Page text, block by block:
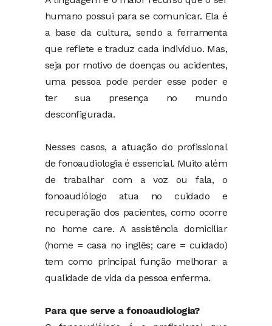
humano possui para se comunicar. Ela é
a base da cultura, sendo a ferramenta
que reflete e traduz cada indivíduo. Mas,
seja por motivo de doenças ou acidentes,
uma pessoa pode perder esse poder e
ter sua presença no mundo
desconfigurada.
Nesses casos, a atuação do profissional
de fonoaudiologia é essencial. Muito além
de trabalhar com a voz ou fala, o
fonoaudiólogo atua no cuidado e
recuperação dos pacientes, como ocorre
no home care. A assistência domiciliar
(home = casa no inglês; care = cuidado)
tem como principal função melhorar a
qualidade de vida da pessoa enferma.
Para que serve a fonoaudiologia?